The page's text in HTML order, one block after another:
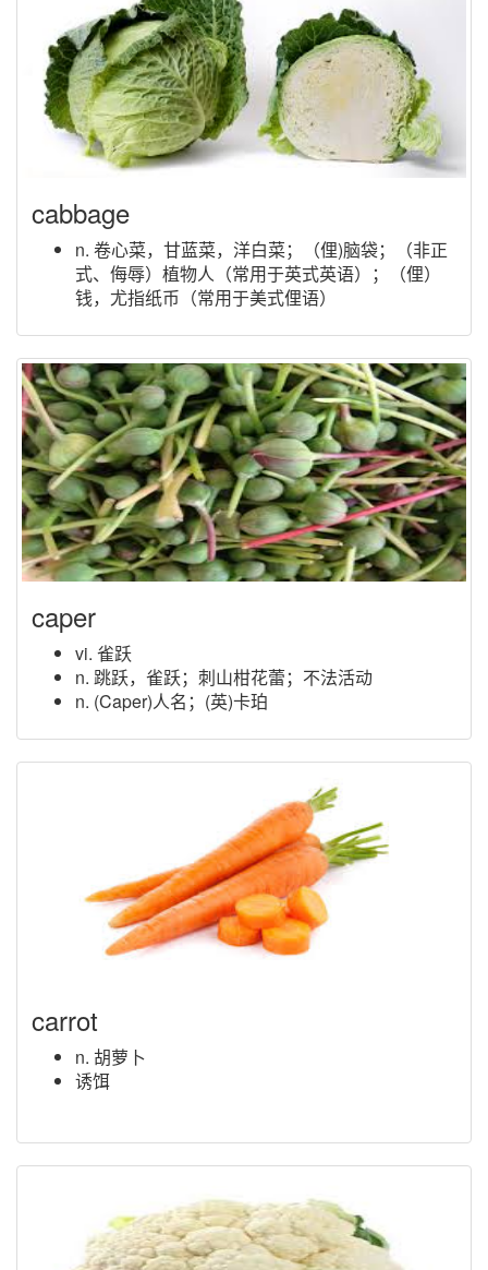
cabbage
n. 卷心菜，甘蓝菜，洋白菜；（俚)脑袋；（非正
式、侮辱）植物人（常用于英式英语）；（俚）
钱，尤指纸币（常用于美式俚语）
caper
vi. 雀跃
n. 跳跃，雀跃；刺山柑花蕾；不法活动
n. (Caper)人名；(英)卡珀
carrot
n. 胡萝卜
诱饵